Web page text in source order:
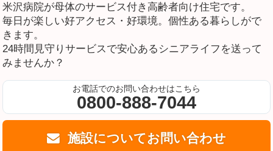
米沢病院が母体のサービス付き高齢者向け住宅です。
毎日が楽しい好アクセス・好環境。個性ある暮らしがで
きます。
24時間見守りサービスで安心あるシニアライフを送って
みませんか？
お電話でのお問い合わせはこちら
0800-888-7044
施設についてお問い合わせ